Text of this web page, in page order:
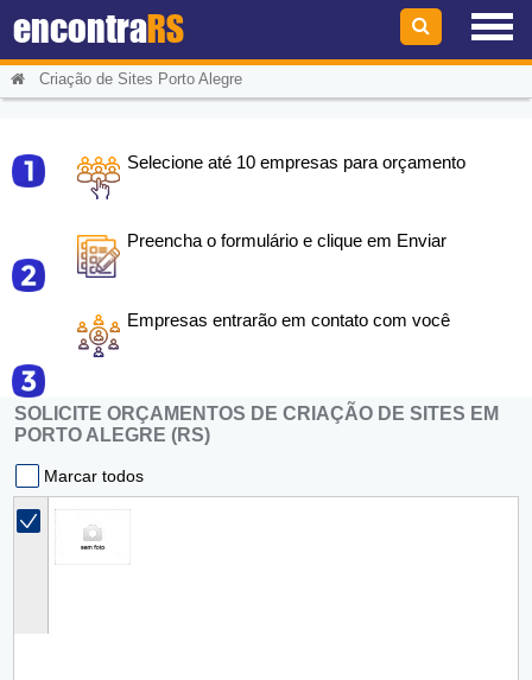
encontraRS
Criação de Sites Porto Alegre
Selecione até 10 empresas para orçamento
Preencha o formulário e clique em Enviar
Empresas entrarão em contato com você
SOLICITE ORÇAMENTOS DE CRIAÇÃO DE SITES EM
PORTO ALEGRE (RS)
Marcar todos